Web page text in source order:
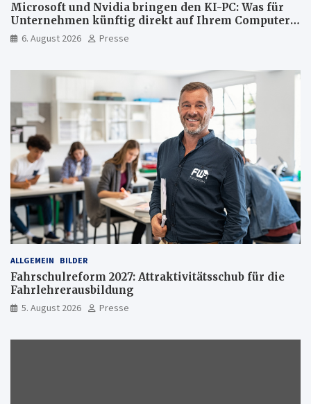
Microsoft und Nvidia bringen den KI-PC: Was für
Unternehmen künftig direkt auf Ihrem Computer
läuft und was weiter in der Cloud bleibt
6. August 2026 Presse
ALLGEMEIN BILDER
Fahrschulreform 2027: Attraktivitätsschub für die
Fahrlehrerausbildung
5. August 2026 Presse